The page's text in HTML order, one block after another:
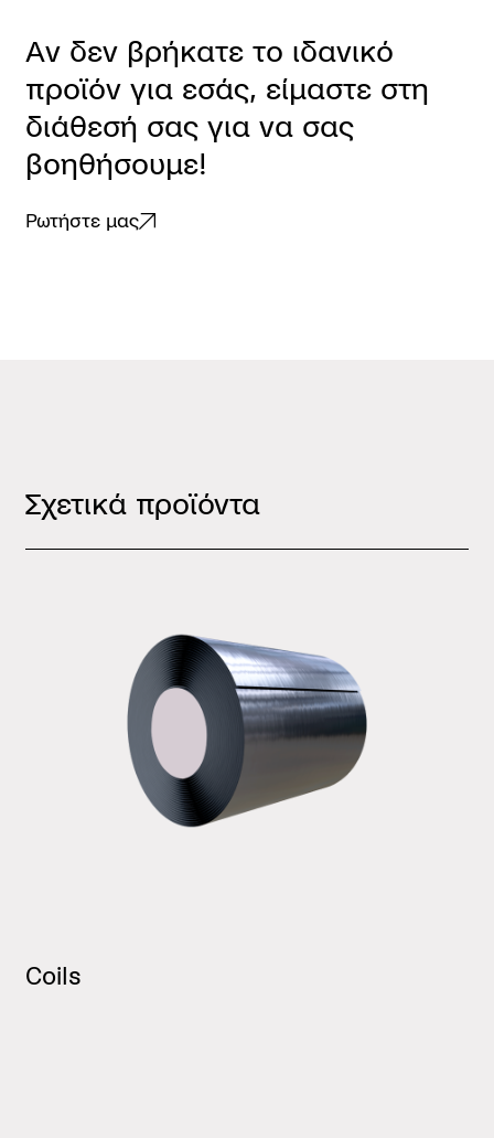
Αν δεν βρήκατε το ιδανικό
προϊόν για εσάς, είμαστε στη
διάθεσή σας για να σας
βοηθήσουμε!
Ρωτήστε μας
Σχετικά προϊόντα
Coils